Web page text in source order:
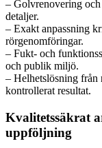
– Golvrenovering
detaljer.
– Exakt anpassning
rörgenomföringar.
– Fukt- och
och publik miljö.
– Helhetslösning
kontrollerat resultat.
Kvalitetssäkrat
uppföljning